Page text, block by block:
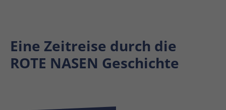
Eine Zeitreise durch die
ROTE NASEN Geschichte